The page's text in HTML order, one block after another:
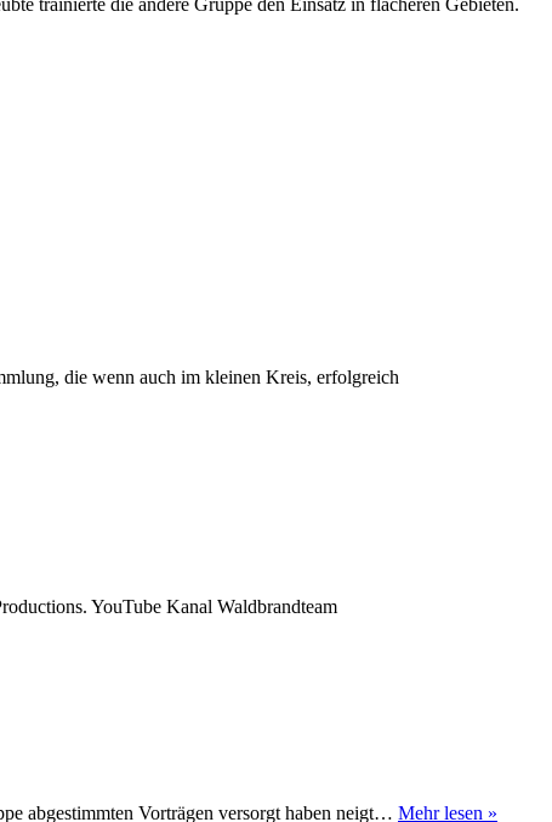
trainierte die andere Gruppe den Einsatz in flacheren Gebieten.
die wenn auch im kleinen Kreis, erfolgreich
YouTube Kanal Waldbrandteam
abgestimmten Vorträgen versorgt haben neigt… Mehr lesen »